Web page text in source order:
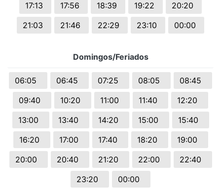
17:13
17:56 18:39 19:22
20:20
21:03
21:46 22:29 23:10 00:00
Domingos/Feriados
06:05 06:45 07:25 08:05
08:45
09:40
10:20 11:00 11:40
12:20
13:00
13:40 14:20 15:00
15:40
16:20
17:00 17:40 18:20
19:00
20:00
20:40 21:20 22:00
22:40
23:20
00:00